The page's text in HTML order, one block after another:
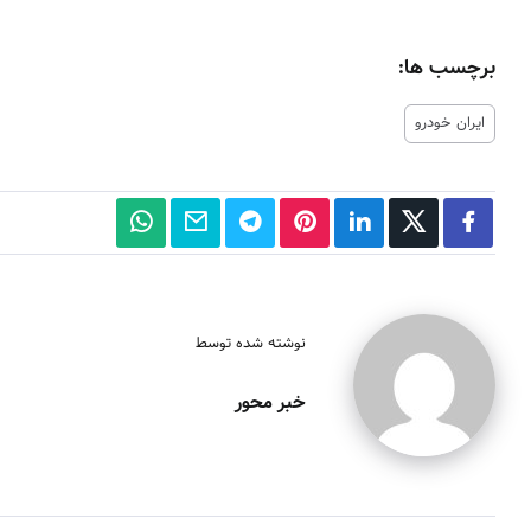
برچسب ها:
ایران خودرو
نوشته شده توسط
خبر محور